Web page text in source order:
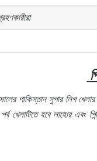
সালের পাকিস্তান সুপার লিগ খেলার
পর্ব খেলাটিতে হবে লাহোর এবং